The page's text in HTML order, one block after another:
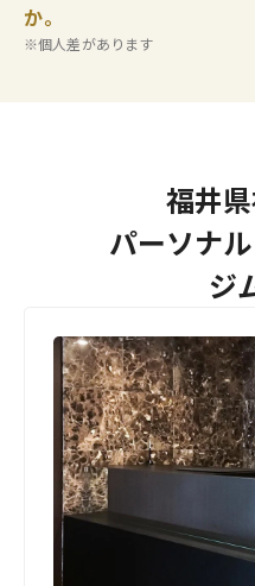
か。
※個人差があります
福井
パーソナ
ジ